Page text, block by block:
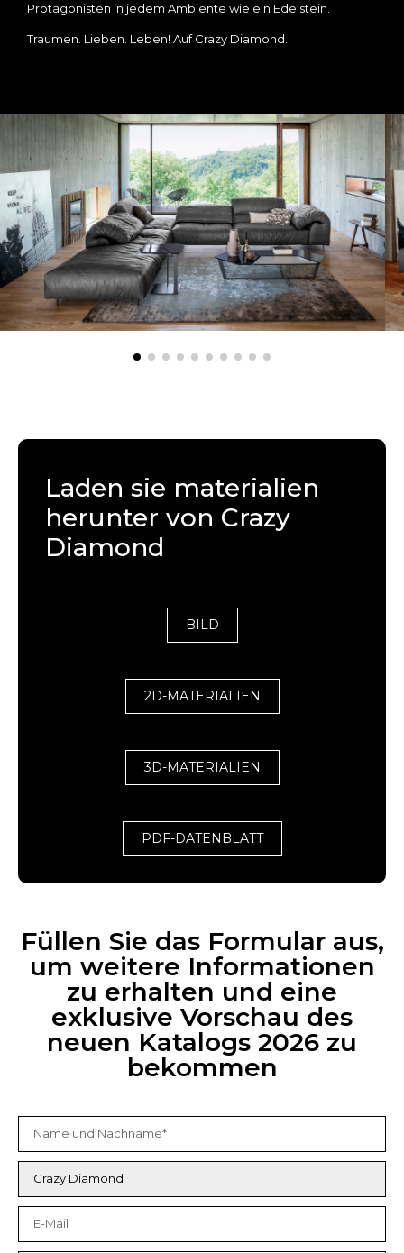
Protagonisten in jedem Ambiente wie ein Edelstein.
Traumen. Lieben. Leben! Auf Crazy Diamond.
Laden sie materialien
herunter von Crazy
Diamond
BILD
2D-MATERIALIEN
3D-MATERIALIEN
PDF-DATENBLATT
Füllen Sie das Formular aus,
um weitere Informationen
zu erhalten und eine
exklusive Vorschau des
neuen Katalogs 2026 zu
bekommen